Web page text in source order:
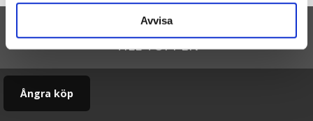
Avvisa
TILL TOPPEN
Ångra köp